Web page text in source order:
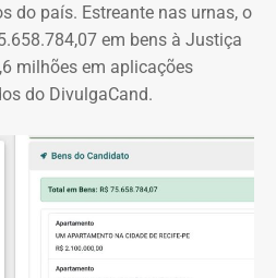
do país. Estreante nas urnas, o
em bens à Justiça
milhões em aplicações
do DivulgaCand.